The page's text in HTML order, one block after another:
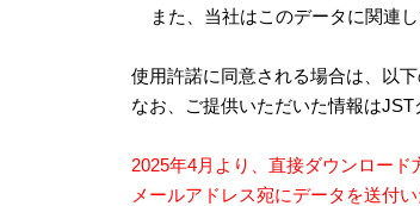
また、当社はこのデータに関連し
使用許諾に同意される場合は、以
なお、ご提供いただいた情報は
2025年4月より、直接ダウンロー
メールアドレス宛にデータを送付